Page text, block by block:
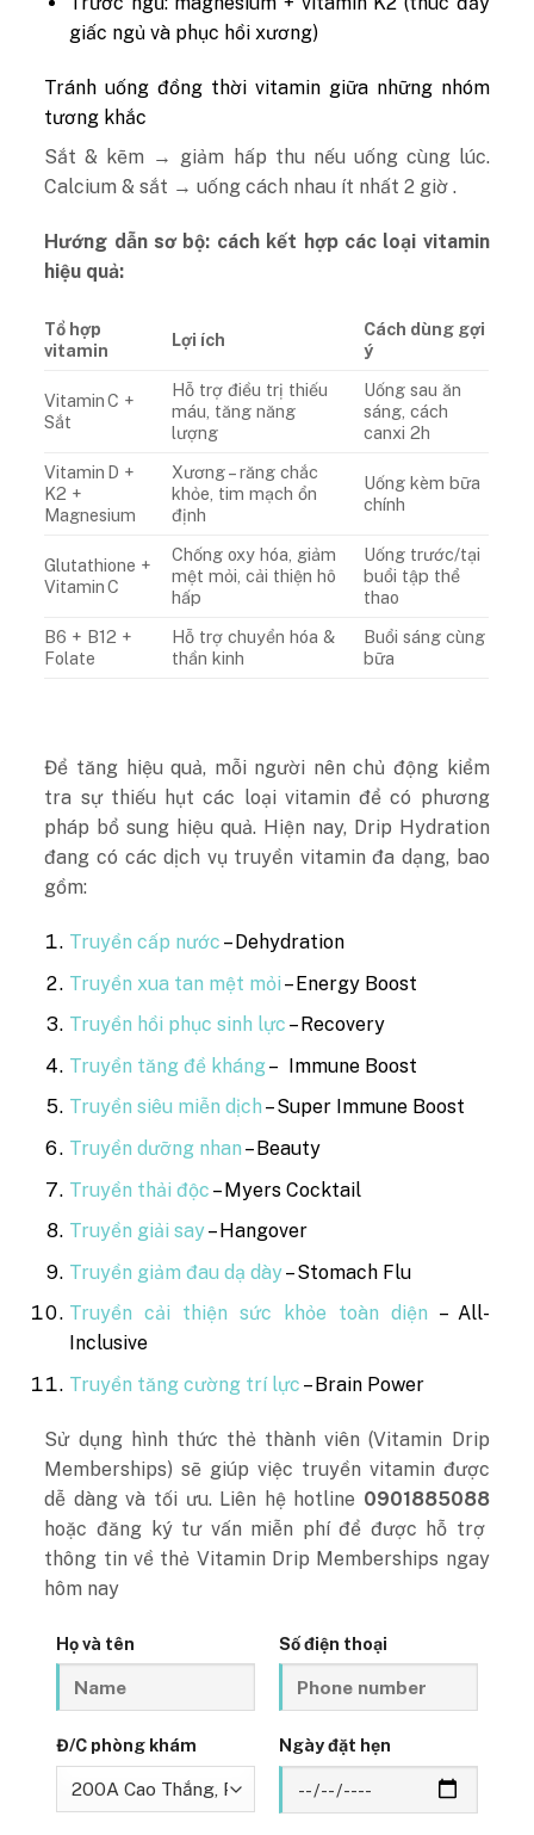
giấc ngủ và phục hồi xương)
Tránh uống đồng thời vitamin giữa những nhóm
tương khắc
Sắt & kẽm → giảm hấp thu nếu uống cùng lúc.
Calcium & sắt → uống cách nhau ít nhất 2 giờ .
Hướng dẫn sơ bộ: cách kết hợp các loại vitamin
hiệu quả:
Tổ hợp
vitamin
Lợi ích
Cách dùng gợi
ý
Vitamin C +
Sắt
Hỗ trợ điều trị thiếu
máu, tăng năng
lượng
Uống sau ăn
sáng, cách
canxi 2h
Vitamin D +
K2 +
Magnesium
Xương – răng chắc
khỏe, tim mạch ổn
định
Uống kèm bữa
chính
Glutathione +
Vitamin C
Chống oxy hóa, giảm
mệt mỏi, cải thiện hô
hấp
Uống trước/tại
buổi tập thể
thao
B6 + B12 +
Folate
Hỗ trợ chuyển hóa &
thần kinh
Buổi sáng cùng
bữa
Để tăng hiệu quả, mỗi người nên chủ động kiểm
tra sự thiếu hụt các loại vitamin để có phương
pháp bổ sung hiệu quả. Hiện nay, Drip Hydration
đang có các dịch vụ truyền vitamin đa dạng, bao
gồm:
Truyền cấp nước – Dehydration
Truyền xua tan mệt mỏi – Energy Boost
Truyền hồi phục sinh lực – Recovery
Truyền tăng đề kháng– Immune Boost
Truyền siêu miễn dịch – Super Immune Boost
Truyền dưỡng nhan – Beauty
Truyền thải độc – Myers Cocktail
Truyền giải say– Hangover
Truyền giảm đau dạ dày– Stomach Flu
Truyền cải thiện sức khỏe toàn diện – All-
Inclusive
Truyền tăng cường trí lực – Brain Power
Sử dụng hình thức thẻ thành viên (Vitamin Drip
Memberships) sẽ giúp việc truyền vitamin được
dễ dàng và tối ưu. Liên hệ hotline 0901885088
hoặc đăng ký tư vấn miễn phí để được hỗ trợ
thông tin về thẻ Vitamin Drip Memberships ngay
hôm nay
Họ và tên Số điện thoại
Đ/C phòng khám Ngày đặt hẹn